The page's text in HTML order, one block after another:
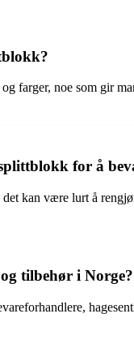
farger, noe som gir
for å
kan være lurt å
tilbehør i Norge?